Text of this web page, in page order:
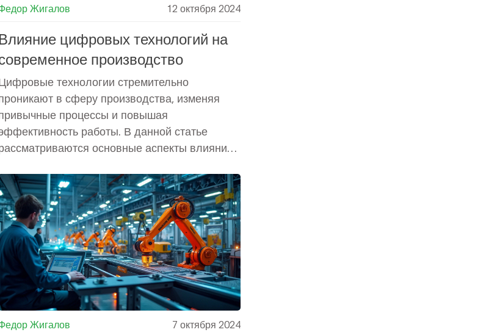
Жигалов 12 октября 2024
Влияние цифровых технологий на
производство
технологии стремительно
в сферу производства, изменяя
процессы и повышая
работы. В данной статье
основные аспекты влияния
производственных линий,
Интернета вещей и роботизация.
как это влияет на
производительность и качество продукции.
того, приведены практические советы
по интеграции технологий в предприятие, что
позволяет уменьшить затраты и улучшить
результаты.
Жигалов 7 октября 2024